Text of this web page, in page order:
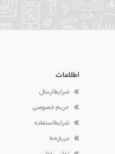
اطلاعات
شرایط ارسال
حریم خصوصی
شرایط استفاده
درباره ما